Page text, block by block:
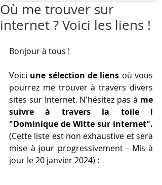
Où me trouver sur
internet ? Voici les liens !
Bonjour à tous !
Voici une sélection de liens où vous
pourrez me trouver à travers divers
sites sur Internet. N'hésitez pas à me
suivre à travers la toile !
"Dominique de Witte sur internet".
(Cette liste est non exhaustive et sera
mise à jour progressivement - Mis à
jour le 20 janvier 2024) :